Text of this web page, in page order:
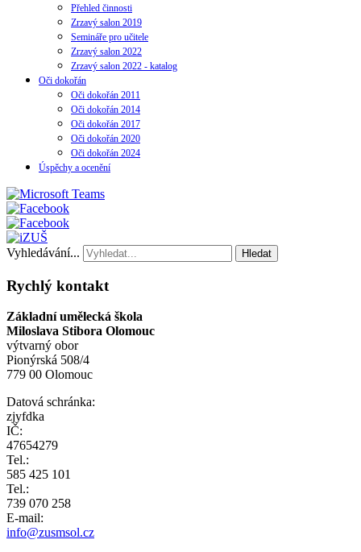
Přehled činnosti
Zrzavý salon 2019
Semináře pro učitele
Zrzavý salon 2022
Zrzavý salon 2022 - katalog
Oči dokořán
Oči dokořán 2011
Oči dokořán 2014
Oči dokořán 2017
Oči dokořán 2020
Oči dokořán 2024
Úspěchy a ocenění
Vyhledávání... Hledat
Rychlý kontakt
Základní umělecká škola
Miloslava Stibora Olomouc
výtvarný obor
Pionýrská 508/4
779 00 Olomouc
Datová schránka:
zjyfdka
IČ:
47654279
Tel.:
585 425 101
Tel.:
739 070 258
E-mail:
info@zusmsol.cz